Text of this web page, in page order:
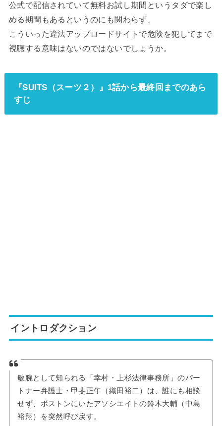
公式で配信されていて無料お試し期間というタダで楽し
める期間もあるというのにも関わらず、
こういった違法アップロードサイトで危険を犯してまで
視聴する意味はないのではないでしょうか。
『SUITS（スーツ２）』1話から最終回までのあら
すじ
イントロダクション
敏腕として知られる「幸村・上杉法律事務所」のパー
トナー弁護士・甲斐正午（織田裕二）は、誰にも相談
せず、ボストンにいたアソシエイトの鈴木大輔（中島
裕翔）を突然呼び戻す。